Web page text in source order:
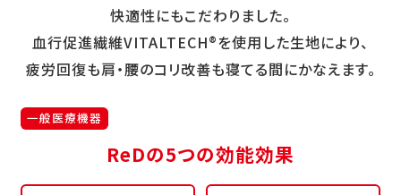
快適性にもこだわりました。
血行促進繊維VITALTECH®を使用した生地により、
疲労回復も肩・腰のコリ改善も寝てる間にかなえます。
一般医療機器
ReDの5つの効能効果